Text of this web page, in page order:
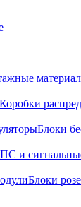
Коробки
Блоки
и
Блоки